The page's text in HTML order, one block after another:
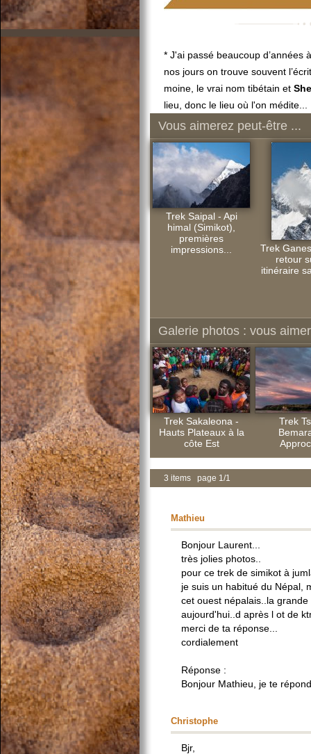
* J'ai passé beaucoup
nos jours on trouve souvent
moine, le vrai nom tibétain et
lieu, donc le lieu où l'on médite...
Vous aimerez peut-être ...
Trek Saipal - Api
himal (Simikot),
premières
impressions...
Trek
retour
itinéraire
Galerie photos : vous
Trek Sakaleona -
Hauts Plateaux à la
côte Est
Trek
3 items page 1/1
Mathieu
Bonjour Laurent...
très jolies photos..
pour ce trek de simikot à
je suis un habitué du Népal,
cet ouest népalais..la
aujourd'hui..d après l ot de
merci de ta réponse...
cordialement
Réponse :
Bonjour Mathieu, je te
Christophe
Bjr,